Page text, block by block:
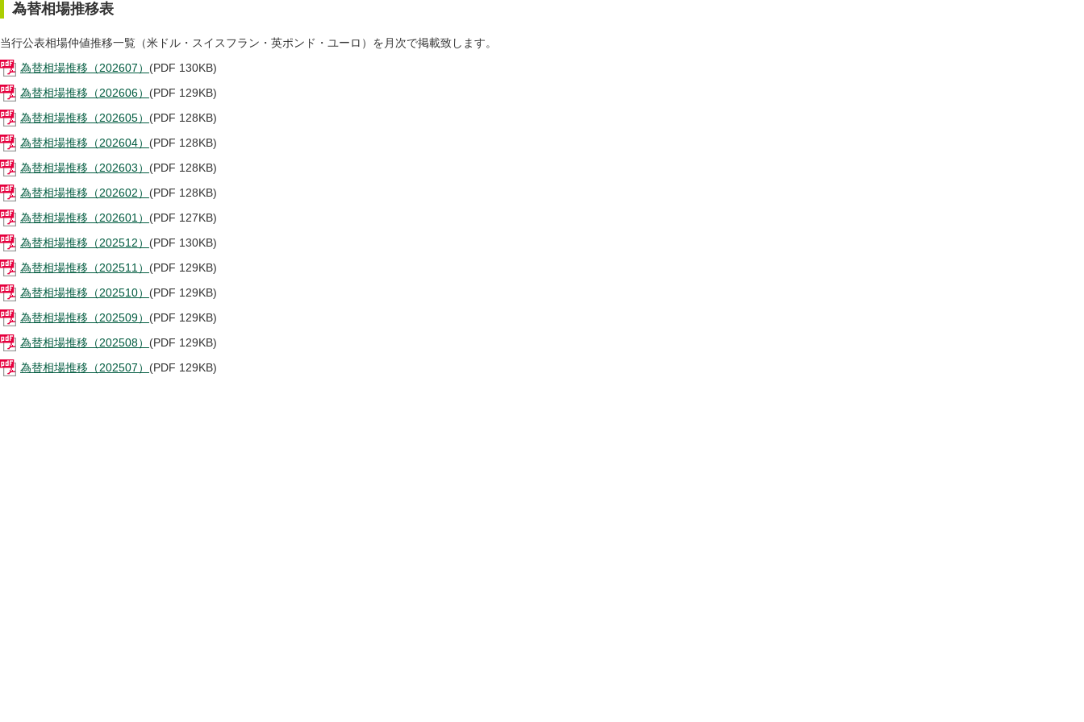
為替相場推移表
当行公表相場仲値推移一覧（米ドル・スイスフラン・英ポンド・ユーロ）を月次で掲載致します。
為替相場推移（202607） (PDF 130KB)
為替相場推移（202606） (PDF 129KB)
為替相場推移（202605） (PDF 128KB)
為替相場推移（202604） (PDF 128KB)
為替相場推移（202603） (PDF 128KB)
為替相場推移（202602） (PDF 128KB)
為替相場推移（202601） (PDF 127KB)
為替相場推移（202512） (PDF 130KB)
為替相場推移（202511） (PDF 129KB)
為替相場推移（202510） (PDF 129KB)
為替相場推移（202509） (PDF 129KB)
為替相場推移（202508） (PDF 129KB)
為替相場推移（202507） (PDF 129KB)